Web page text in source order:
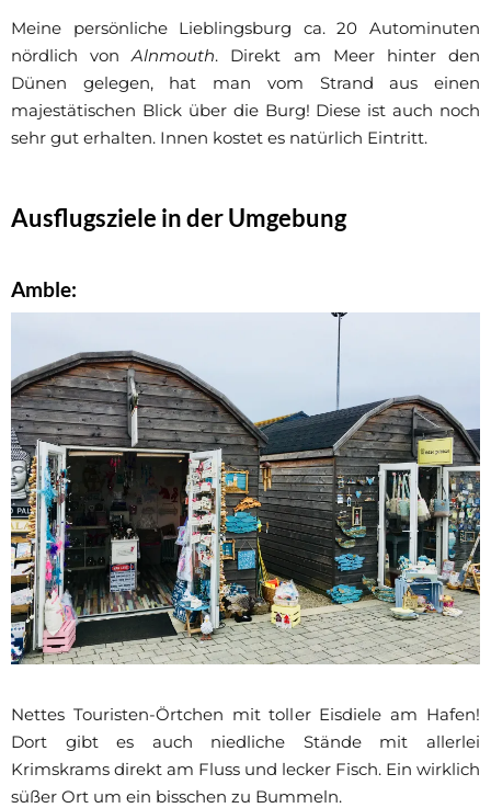
Meine persönliche Lieblingsburg ca. 20 Autominuten
nördlich vonAlnmouth. Direkt am Meer hinter den
Dünen gelegen, hat man vom Strand aus einen
majestätischen Blick über die Burg! Diese ist auch noch
sehr gut erhalten. Innen kostet es natürlich Eintritt.
Ausflugsziele in der Umgebung
Amble:
Nettes Touristen-Örtchen mit toller Eisdiele am Hafen!
Dort gibt es auch niedliche Stände mit allerlei
Krimskrams direkt am Fluss und lecker Fisch. Ein wirklich
süßer Ort um ein bisschen zu Bummeln.